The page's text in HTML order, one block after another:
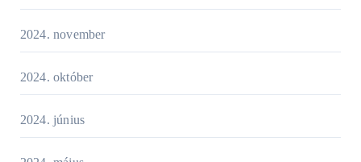
2024. november
2024. október
2024. június